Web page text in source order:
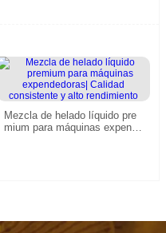
Mezcla de helado líquido pre
mium para máquinas expende